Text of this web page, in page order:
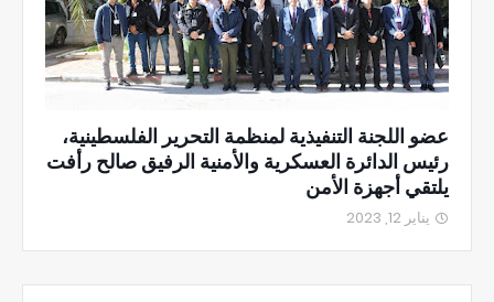
عضو اللجنة التنفيذية لمنظمة التحرير الفلسطينية،
رئيس الدائرة العسكرية والأمنية الرفيق صالح رأفت
يلتقي أجهزة الأمن
يناير 12, 2023